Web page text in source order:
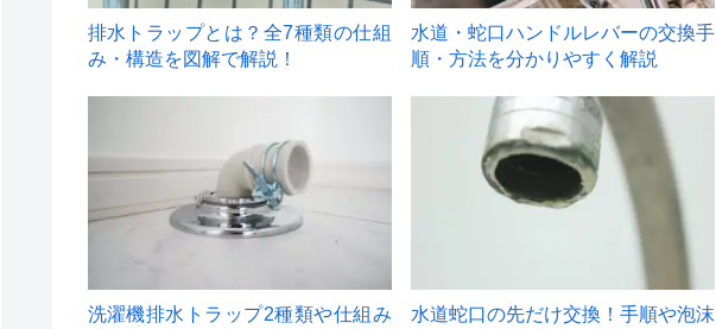
排水トラップとは？全7種類の仕組
み・構造を図解で解説！
水道・蛇口ハンドルレバーの交換手
順・方法を分かりやすく解説
洗濯機排水トラップ2種類や仕組み
水道蛇口の先だけ交換！手順や泡沫